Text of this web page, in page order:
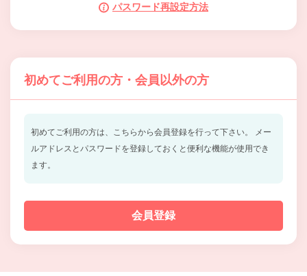
パスワード再設定方法
初めてご利用の方・会員以外の方
初めてご利用の方は、こちらから会員登録を行って下さい。
メー
ルアドレスとパスワードを登録しておくと便利な機能が使用でき
ます。
会員登録